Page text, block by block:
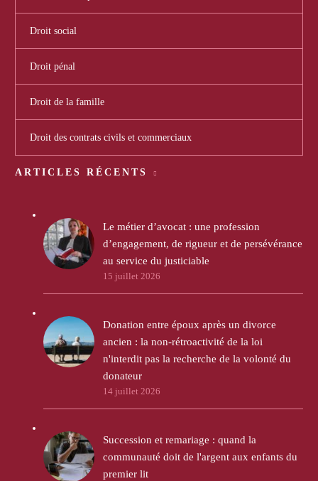
Droit social
Droit pénal
Droit de la famille
Droit des contrats civils et commerciaux
ARTICLES RÉCENTS
Le métier d’avocat : une profession
d’engagement, de rigueur et de persévérance
au service du justiciable
15 juillet 2026
Donation entre époux après un divorce
ancien : la non-rétroactivité de la loi
n'interdit pas la recherche de la volonté du
donateur
14 juillet 2026
Succession et remariage : quand la
communauté doit de l'argent aux enfants du
premier lit